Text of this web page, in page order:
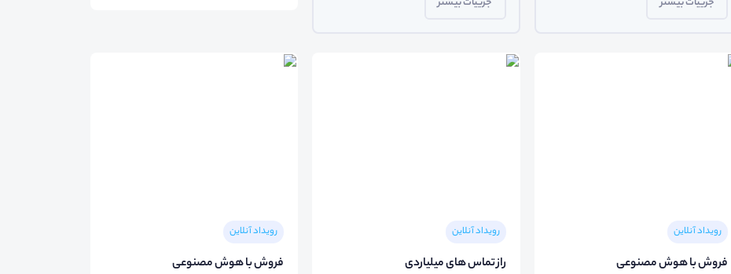
رویداد آنلاین
فروش با هوش مصنوعی
رویداد آنلاین
راز تماس های میلیاردی
رویداد آنلاین
فروش با هوش مصنوعی